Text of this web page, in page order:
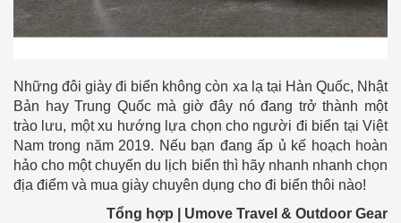
Những đôi giày đi biển không còn xa lạ tại Hàn Quốc, Nhật
Bản hay Trung Quốc mà giờ đây nó đang trở thành một
trào lưu, một xu hướng lựa chọn cho người đi biển tại Việt
Nam trong năm 2019. Nếu bạn đang ấp ủ kế hoạch hoàn
hảo cho một chuyến du lịch biển thì hãy nhanh nhanh chọn
địa điểm và mua giày chuyên dụng cho đi biển thôi nào!
Tổng hợp | Umove Travel & Outdoor Gear